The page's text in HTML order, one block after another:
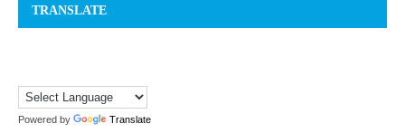
TRANSLATE
Powered by Translate